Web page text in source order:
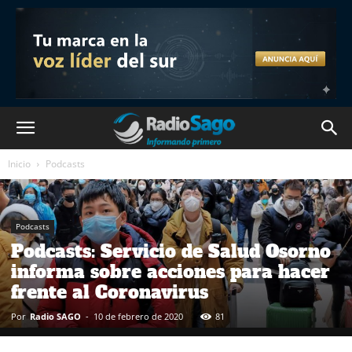
Inicio Podcasts
Podcasts
Podcasts: Servicio de Salud Osorno
informa sobre acciones para hacer
frente al Coronavirus
Por Radio SAGO - 10 de febrero de 2020 81